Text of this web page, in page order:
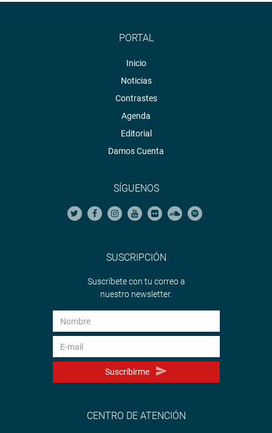
PORTAL
Inicio
Noticias
Contrastes
Agenda
Editorial
Damos Cuenta
SÍGUENOS
SUSCRIPCIÓN
Suscríbete con tu correo a
nuestro newsletter.
Suscribirme
CENTRO DE ATENCIÓN